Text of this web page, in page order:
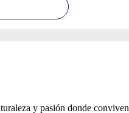
y pasión donde conviven